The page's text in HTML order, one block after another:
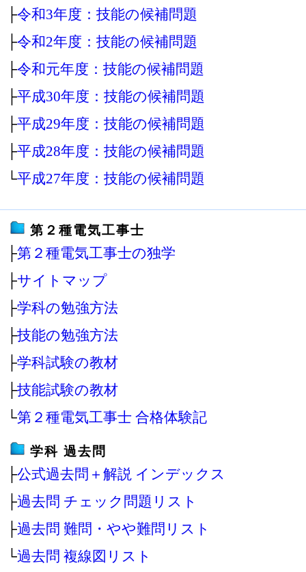
├令和3年度：技能の候補問題
├令和2年度：技能の候補問題
├令和元年度：技能の候補問題
├平成30年度：技能の候補問題
├平成29年度：技能の候補問題
├平成28年度：技能の候補問題
└平成27年度：技能の候補問題
第２種電気工事士
├第２種電気工事士の独学
├サイトマップ
├学科の勉強方法
├技能の勉強方法
├学科試験の教材
├技能試験の教材
└第２種電気工事士 合格体験記
学科 過去問
├公式過去問＋解説 インデックス
├過去問 チェック問題リスト
├過去問 難問・やや難問リスト
└過去問 複線図リスト